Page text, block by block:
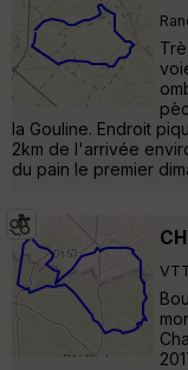
la Gouline. Endroit
2km de l'arrivée
du pain le premier